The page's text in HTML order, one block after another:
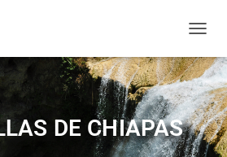
O
G
G
L
E
N
A
DE CHIAPAS